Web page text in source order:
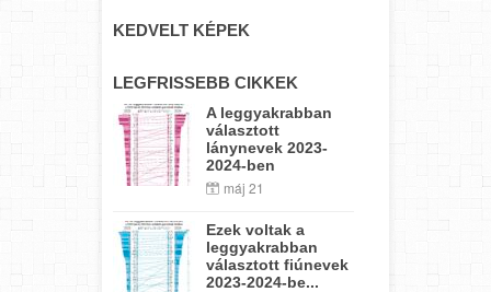
KEDVELT KÉPEK
LEGFRISSEBB CIKKEK
A leggyakrabban
választott
lánynevek 2023-
2024-ben
máj 21
Ezek voltak a
leggyakrabban
választott fiúnevek
2023-2024-be...